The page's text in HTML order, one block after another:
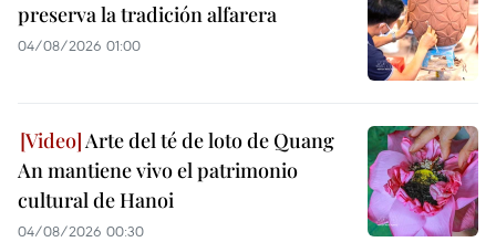
preserva la tradición alfarera
04/08/2026 01:00
Arte del té de loto de Quang
An mantiene vivo el patrimonio
cultural de Hanoi
04/08/2026 00:30